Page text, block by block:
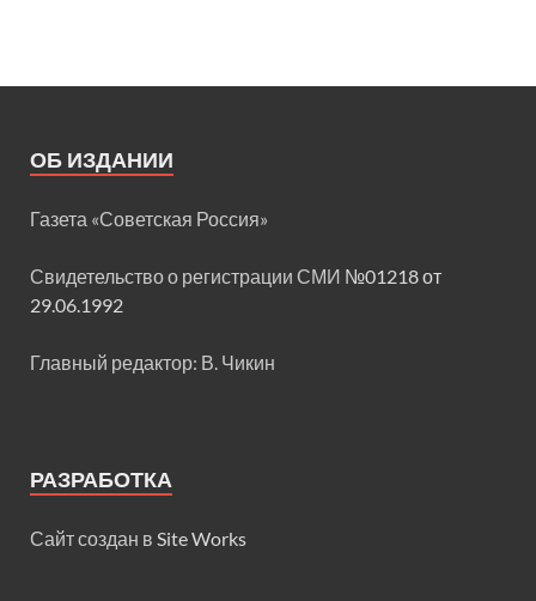
ОБ ИЗДАНИИ
Газета «Советская Россия»
Свидетельство о регистрации СМИ №01218 от
29.06.1992
Главный редактор: В. Чикин
РАЗРАБОТКА
Сайт создан в Site Works